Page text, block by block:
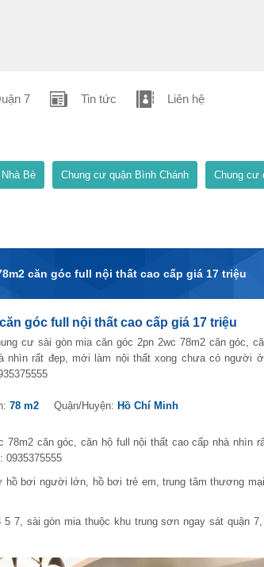
7 Tin tức Liên hệ
Bè Chung cư quận Bình Chánh Chung cư
căn góc full nội thất cao cấp giá 17 triệu
góc full nội thất cao cấp giá 17 triệu
cư sài gòn mia căn góc 2pn 2wc 78m2 căn góc,
nhìn rất đẹp, mới làm nội thất xong chưa có người
78 m2 Quận/Huyện: Hồ Chí Minh
căn góc, căn hộ full nội thất cao cấp nhà nhìn
0935375555
bơi người lớn, hồ bơi trẻ em, trung tâm thương
7, sài gòn mia thuộc khu trung sơn ngay sát quận